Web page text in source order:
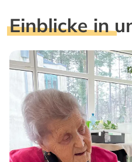
Einblicke in